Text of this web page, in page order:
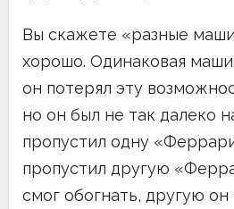
Вы скажете «разные
хорошо. Одинаковая
он потерял эту
но он был не так далеко
пропустил одну
пропустил другую
смог обогнать, другую он